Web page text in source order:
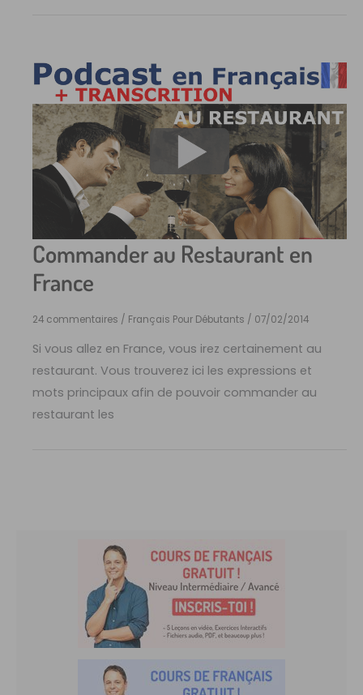
Commander au Restaurant en
France
24 commentaires / Français Pour Débutants / 07/02/2014
Si vous allez en France, vous irez certainement au
restaurant. Vous trouverez ici les expressions et
mots principaux afin de pouvoir commander au
restaurant les